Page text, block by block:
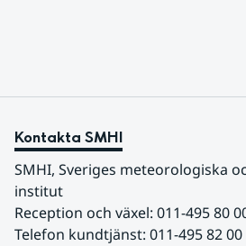
Kontakta SMHI
SMHI, Sveriges meteorologiska
institut
Reception och växel: 011-495 80
Telefon kundtjänst: 011-495 82 00